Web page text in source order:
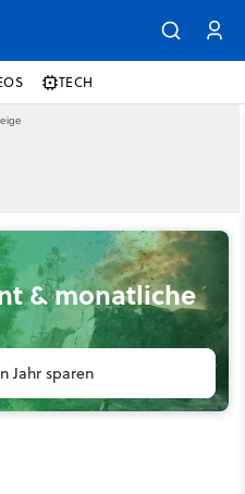
TECH
& monatliche
Jahr sparen